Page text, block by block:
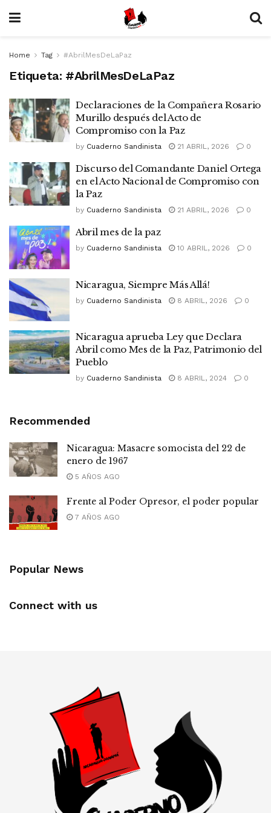
Home Tag #AbrilMesDeLaPaz
Etiqueta: #AbrilMesDeLaPaz
Declaraciones de la Compañera Rosario
Murillo después del Acto de
Compromiso con la Paz
by Cuaderno Sandinista 21 ABRIL, 2026 0
Discurso del Comandante Daniel Ortega
en el Acto Nacional de Compromiso con
la Paz
by Cuaderno Sandinista 21 ABRIL, 2026 0
Abril mes de la paz
by Cuaderno Sandinista 10 ABRIL, 2026 0
Nicaragua, Siempre Más Allá!
by Cuaderno Sandinista 8 ABRIL, 2026 0
Nicaragua aprueba Ley que Declara
Abril como Mes de la Paz, Patrimonio del
Pueblo
by Cuaderno Sandinista 8 ABRIL, 2024 0
Recommended
Nicaragua: Masacre somocista del 22 de
enero de 1967
5 AÑOS AGO
Frente al Poder Opresor, el poder popular
7 AÑOS AGO
Popular News
Connect with us